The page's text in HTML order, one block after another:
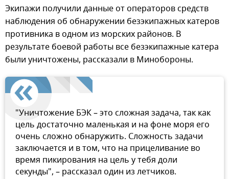
Экипажи получили данные от операторов средств
наблюдения об обнаружении безэкипажных катеров
противника в одном из морских районов. В
результате боевой работы все безэкипажные катера
были уничтожены, рассказали в Минобороны.
"Уничтожение БЭК – это сложная задача, так как
цель достаточно маленькая и на фоне моря его
очень сложно обнаружить. Сложность задачи
заключается и в том, что на прицеливание во
время пикирования на цель у тебя доли
секунды", – рассказал один из летчиков.